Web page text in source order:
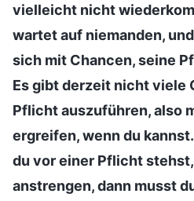
vielleicht nicht
wartet auf niemanden,
sich mit Chancen, seine
Es gibt derzeit nicht viele
Pflicht auszuführen, also
ergreifen, wenn du
du vor einer Pflicht
anstrengen, dann musst